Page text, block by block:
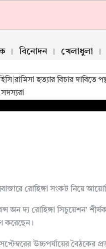
বিনোদন খেলাধুলা
|রামিসা হত্যার বিচার দাবিতে
রোহিঙ্গা সংকট নিয়ে
অন দ্য রোহিঙ্গা সিচুয়েশন’
করেছেন।
উচ্চপর্যায়ের বৈঠকের